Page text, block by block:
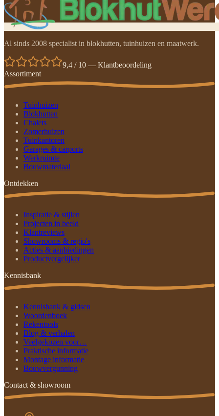
Al sinds 2008 specialist in blokhutten, tuinhuizen en maatwerk.
9,4 / 10 — Klantbeoordeling
Assortiment
Tuinhuizen
Blokhutten
Chalets
Zomerhuizen
Tuinkantoren
Garages & carports
Werkruimte
Bouwmateriaal
Ontdekken
Inspiratie & stijlen
Projecten in beeld
Klantreviews
Showrooms & regio's
Acties & aanbiedingen
Productvergelijker
Kennisbank
Kennisbank & gidsen
Woordenboek
Rekentools
Blog & verhalen
Veelgekozen voor…
Praktische informatie
Montage informatie
Bouwvergunning
Contact & showroom